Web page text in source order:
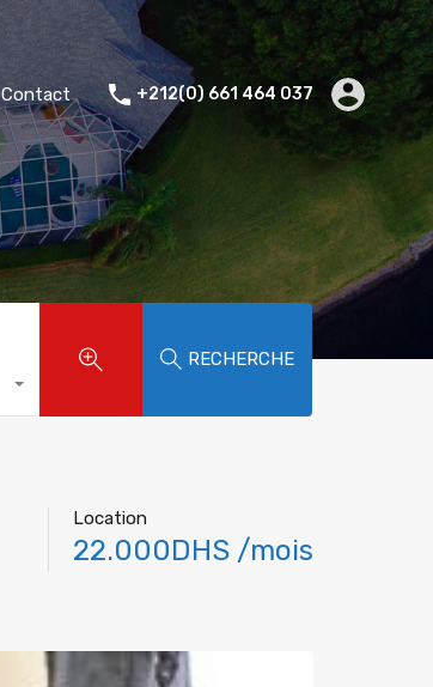
Accueil Location Vente
Contact
Contact +212(0) 661 464 037
RECHERCHE
Location
22.000DHS /mois